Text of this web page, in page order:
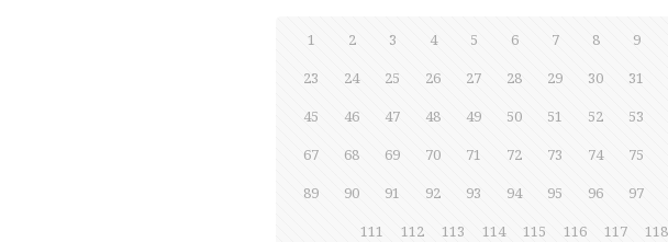
1 2 3 4 5 6 7 8 9
23
24 25 26 27 28 29 30 31
45
46 47 48 49 50 51 52 53
67
68 69 70 71 72 73 74 75
89
90 91 92 93 94 95 96 97
111
112 113 114 115 116 117 118